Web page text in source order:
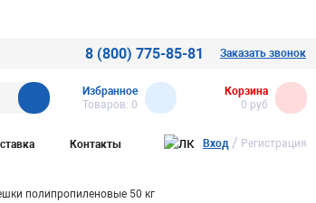
8 (800) 775-85-81 Заказать звонок
Избранное
Товаров: 0
Корзина
0 руб
Контакты Вход / Регистрация
полипропиленовые 50 кг